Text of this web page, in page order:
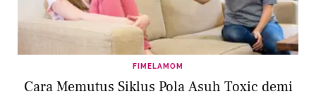
FIMELAMOM
Cara Memutus Siklus Pola Asuh Toxic demi